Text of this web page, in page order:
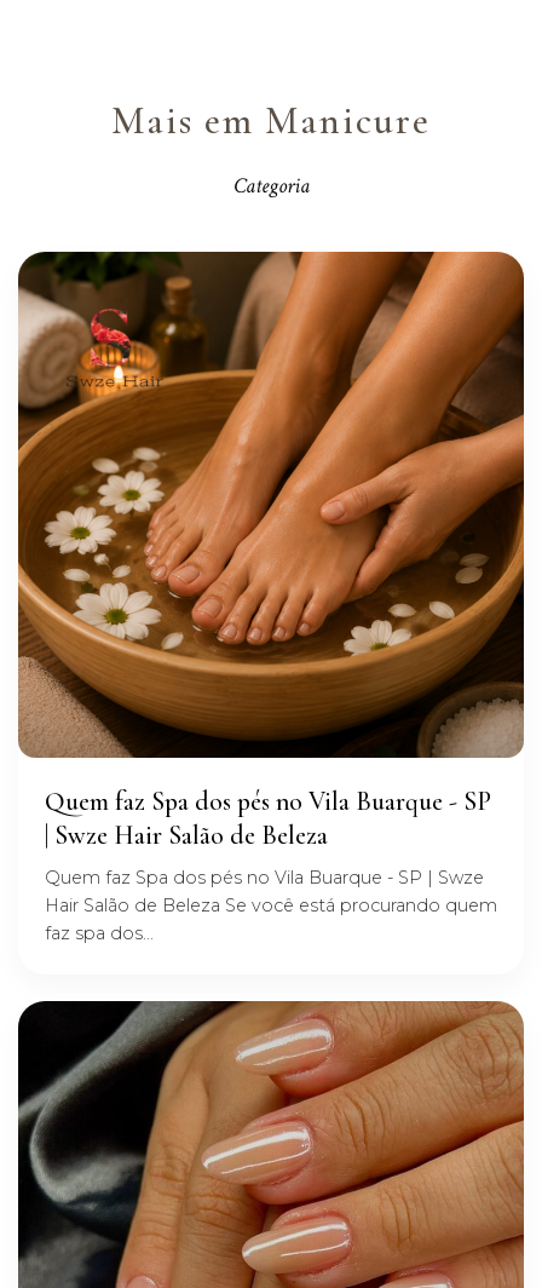
Mais em Manicure
Categoria
Quem faz Spa dos pés no Vila Buarque - SP
| Swze Hair Salão de Beleza
Quem faz Spa dos pés no Vila Buarque - SP | Swze
Hair Salão de Beleza Se você está procurando quem
faz spa dos...